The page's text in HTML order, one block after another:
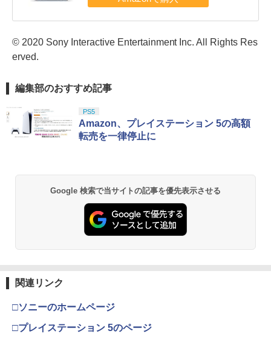
© 2020 Sony Interactive Entertainment Inc. All Rights Res
erved.
編集部のおすすめ記事
PS5
Amazon、プレイステーション 5の高額
転売を一律停止に
Google 検索で当サイトの記事を優先表示させる
関連リンク
□ソニーのホームページ
□プレイステーション 5のページ